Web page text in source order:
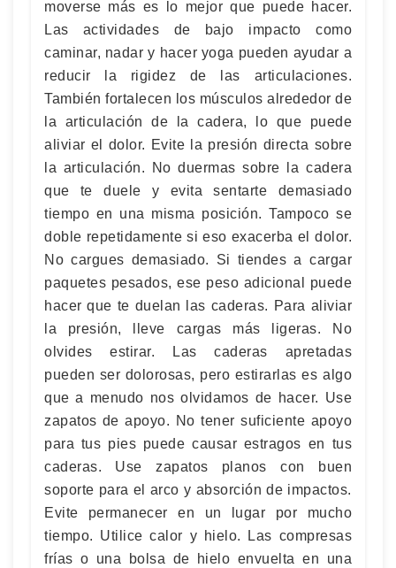
moverse más es lo mejor que puede hacer.
Las actividades de bajo impacto como
caminar, nadar y hacer yoga pueden ayudar a
reducir la rigidez de las articulaciones.
También fortalecen los músculos alrededor de
la articulación de la cadera, lo que puede
aliviar el dolor. Evite la presión directa sobre
la articulación. No duermas sobre la cadera
que te duele y evita sentarte demasiado
tiempo en una misma posición. Tampoco se
doble repetidamente si eso exacerba el dolor.
No cargues demasiado. Si tiendes a cargar
paquetes pesados, ese peso adicional puede
hacer que te duelan las caderas. Para aliviar
la presión, lleve cargas más ligeras. No
olvides estirar. Las caderas apretadas
pueden ser dolorosas, pero estirarlas es algo
que a menudo nos olvidamos de hacer. Use
zapatos de apoyo. No tener suficiente apoyo
para tus pies puede causar estragos en tus
caderas. Use zapatos planos con buen
soporte para el arco y absorción de impactos.
Evite permanecer en un lugar por mucho
tiempo. Utilice calor y hielo. Las compresas
frías o una bolsa de hielo envuelta en una